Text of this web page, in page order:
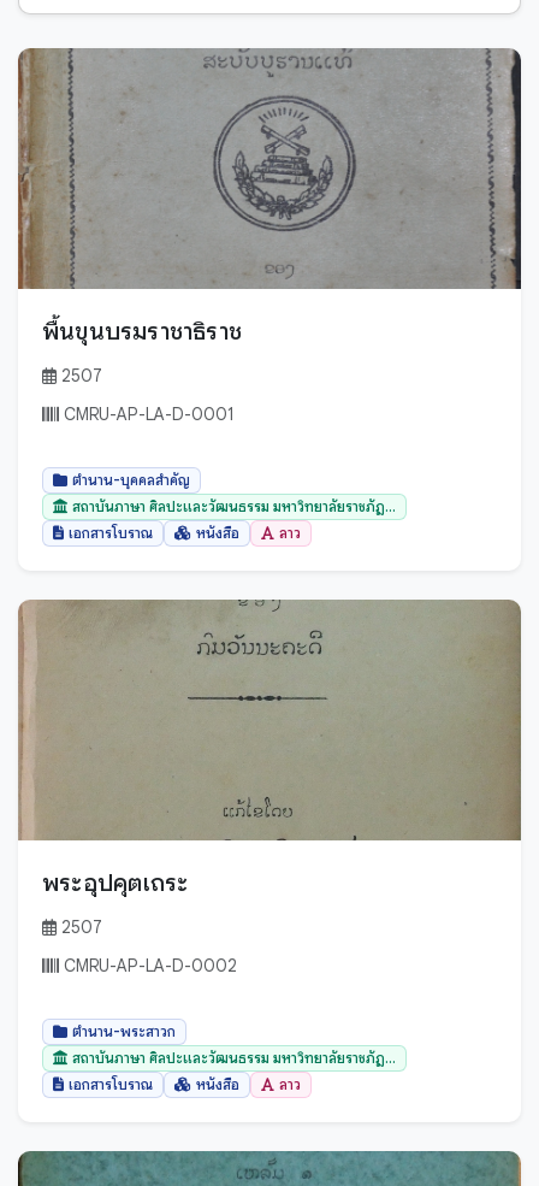
ตำนานปูชนียสถาน - ปูชนียวัตถุ
ธรรมทั่วไป
นิทานพื้นบ้าน
บทสวด, คำไหวต่างๆ
ปกิณกะ
พระไตรปิฎก - พระวินัยปิฎก
พระไตรปิฎก - พระสุดตันตปีฎก
พระไตรปิฎก - พระอภิธรรมปีฎก
ภาษาศาสตร์
อรรภกถา ฎีกา และปกรณ์วิเสสต่างๆ
อานิสงส์
เอกสารโบราณ
โหราศาสตร์
เอกสารโบราณ
พับสา
สมุดฝรั่ง
ใบลาน
มอญ
สันสกฤต
ไทย
ไทขึน
ไทย
ไทลื้อ (ใหม่)
ไทใหญ่
ลาว
ไทย
กระบี่
กาญจนบุรี
พื้นขุนบรมราชาธิราช
2507
CMRU-AP-LA-D-0001
ตำนาน-บุคคลสำคัญ
สถาบันภาษา ศิลปะและวัฒนธรรม มหาวิทยาลัยราชภัฏ...
เอกสารโบราณ
หนังสือ ลาว
พระอุปคุตเถระ
2507
CMRU-AP-LA-D-0002
ตำนาน-พระสาวก
สถาบันภาษา ศิลปะและวัฒนธรรม มหาวิทยาลัยราชภัฏ...
เอกสารโบราณ
หนังสือ ลาว